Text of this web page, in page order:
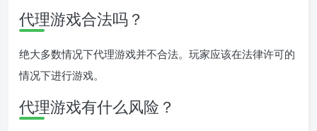
代理游戏合法吗？
绝大多数情况下代理游戏并不合法。玩家应该在法律许可的
情况下进行游戏。
代理游戏有什么风险？